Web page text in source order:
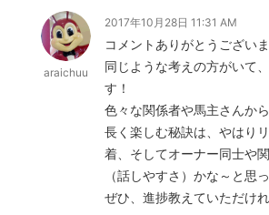
araichuu
2017年10月28日 11:31 AM
コメントありがとうございま
同じような考えの方がいて
す！
色々な関係者や馬主さんか
長く楽しむ秘訣は、やはり
着、そしてオーナー同士や
（話しやすさ）かな～と思
ぜひ、進捗教えていただけ